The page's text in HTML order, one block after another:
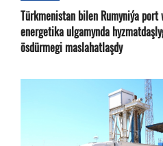
Türkmenistan bilen Rumyniýa port
energetika ulgamynda
ösdürmegi maslahatlaşdy